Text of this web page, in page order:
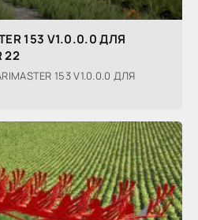
153 V1.0.0.0 ДЛЯ
22
153 V1.0.0.0 ДЛЯ